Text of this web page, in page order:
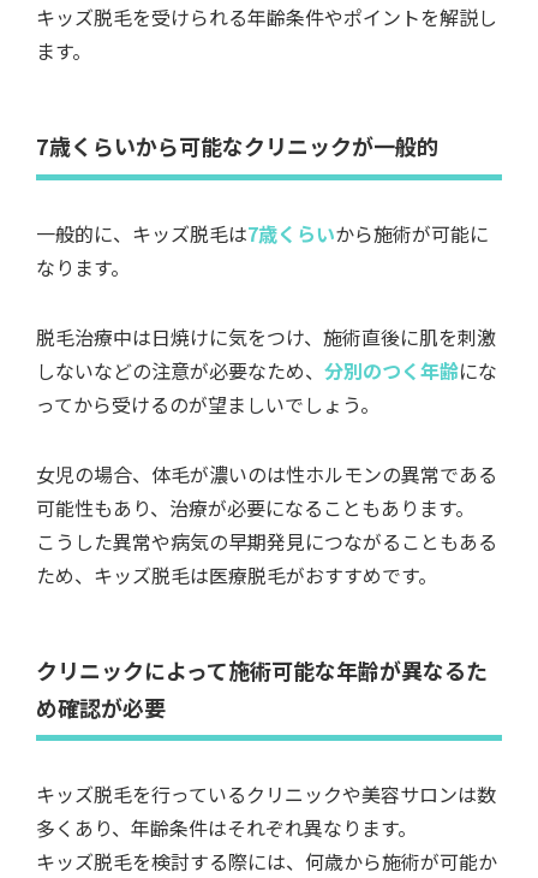
キッズ脱毛を受けられる年齢条件やポイントを解説し
ます。
7歳くらいから可能なクリニックが一般的
一般的に、キッズ脱毛は7歳くらいから施術が可能に
なります。
脱毛治療中は日焼けに気をつけ、施術直後に肌を刺激
しないなどの注意が必要なため、 分別のつく年齢にな
ってから受けるのが望ましいでしょう。
女児の場合、体毛が濃いのは性ホルモンの異常である
可能性もあり、治療が必要になることもあります。
こうした異常や病気の早期発見につながることもある
ため、キッズ脱毛は医療脱毛がおすすめです。
クリニックによって施術可能な年齢が異なるた
め確認が必要
キッズ脱毛を行っているクリニックや美容サロンは数
多くあり、年齢条件はそれぞれ異なります。
キッズ脱毛を検討する際には、何歳から施術が可能か